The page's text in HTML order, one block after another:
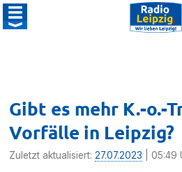
Gibt es mehr K.-o.-
Vorfälle in Leipzig?
Zuletzt aktualisiert:27.07.2023 | 05:49